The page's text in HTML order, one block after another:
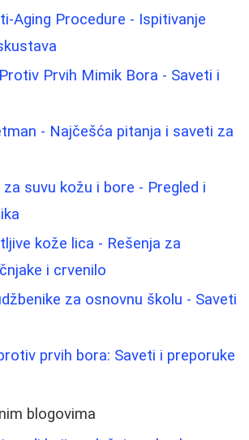
Aging Procedure - Ispitivanje
Prvih Mimik Bora - Saveti i
- Najčešća pitanja i saveti za
suvu kožu i bore - Pregled i
kože lica - Rešenja za
i crvenilo
za osnovnu školu - Saveti
prvih bora: Saveti i preporuke
blogovima